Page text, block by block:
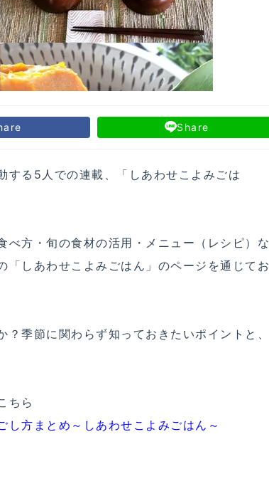
Share
する5人での連載、「しあわせこよみごは
方・旬の食材の活用・メニュー（レシピ）な
「しあわせこよみごはん」のページを通じてお
季節に関わらず知っておきたいポイントと、
ちら
し方まとめ～しあわせこよみごはん～